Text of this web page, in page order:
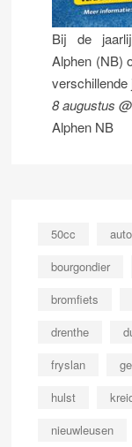
Bij de
Alphen (NB)
verschillende
8 augustus
Alphen NB
50cc auto
bourgondier
bromfiets
drenthe
fryslan
hulst
nieuwleusen